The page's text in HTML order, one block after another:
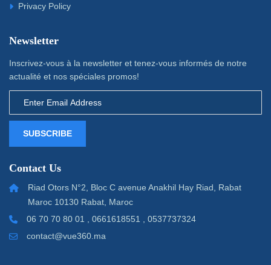
Privacy Policy
Newsletter
Inscrivez-vous à la newsletter et tenez-vous informés de notre
actualité et nos spéciales promos!
SUBSCRIBE
Contact Us
Riad Otors N°2, Bloc C avenue Anakhil Hay Riad, Rabat
Maroc 10130 Rabat, Maroc
06 70 70 80 01 , 0661618551 , 0537737324
contact@vue360.ma